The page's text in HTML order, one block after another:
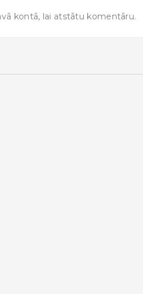
kontā, lai atstātu komentāru.